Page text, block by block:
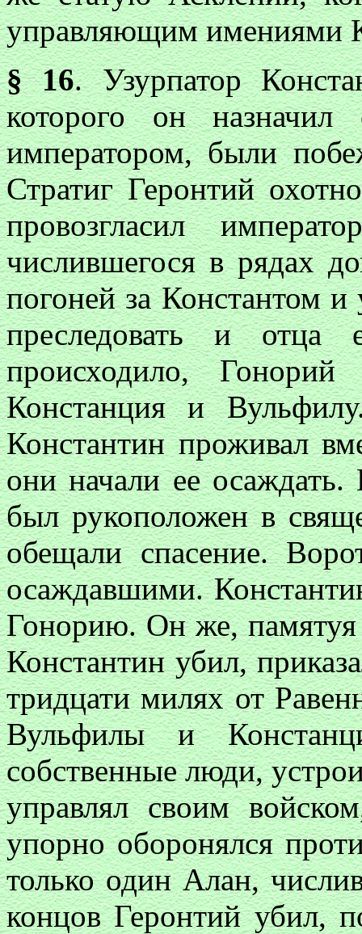
управляющим имениями
§ 16. Узурпатор
которого он
императором, были
Стратиг Геронтий
провозгласил
числившегося в рядах
погоней за Константом
преследовать и отца
происходило, Гонорий
Констанция и
Константин проживал
они начали ее
был рукоположен в
обещали спасение.
осаждавшими.
Гонорию. Он же, памятуя
Константин убил,
тридцати милях от
Вульфилы и
собственные люди,
управлял своим
упорно оборонялся
только один Алан,
концов Геронтий убил,